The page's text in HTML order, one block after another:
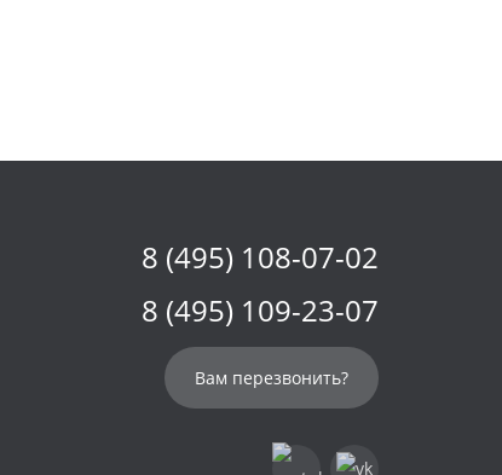
8 (495) 108-07-02
8 (495) 109-23-07
Вам перезвонить?